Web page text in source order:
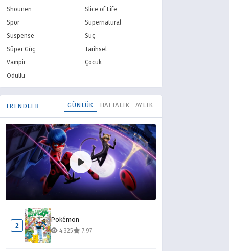
Scooby Doo
Gizemleri
Shounen
Slice of Life
Spor
Supernatural
Suspense
Suç
Süper Güç
Tarihsel
Vampir
Çocuk
Ödüllü
TRENDLER GÜNLÜK HAFTALIK AYLIK
1
Mucize Uğur Böceği ile Kara Kedi
8.532 8.10
2
Pokémon
4.325 7.97